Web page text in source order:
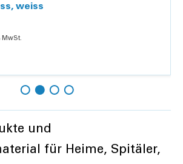
weiss
MwSt.
und
für Heime, Spitäler,